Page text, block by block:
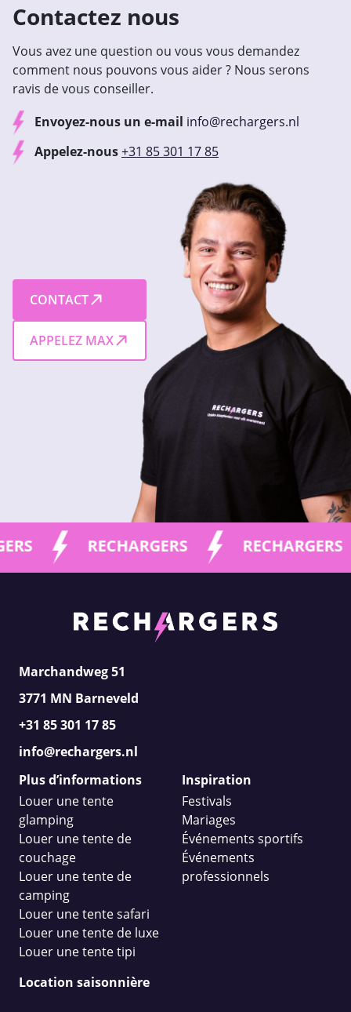
Contactez nous
Vous avez une question ou vous vous demandez
comment nous pouvons vous aider ? Nous serons
ravis de vous conseiller.
Envoyez-nous un e-mail info@rechargers.nl
Appelez-nous+31 85 301 17 85
CONTACT
APPELEZ MAX
RECHARGERS RECHARGERS
Marchandweg 51
3771 MN Barneveld
+31 85 301 17 85
info@rechargers.nl
Plus d’informations
Louer une tente
glamping
Louer une tente de
couchage
Louer une tente de
camping
Louer une tente safari
Louer une tente de luxe
Louer une tente tipi
Inspiration
Festivals
Mariages
Événements sportifs
Événements
professionnels
Location saisonnière